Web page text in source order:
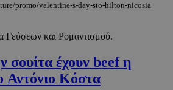
promo/valentine-s-day-sto-hilton-nicosia
Γεύσεων και Ρομαντισμού.
σουίτα έχουν beef η
Αντόνιο Κόστα